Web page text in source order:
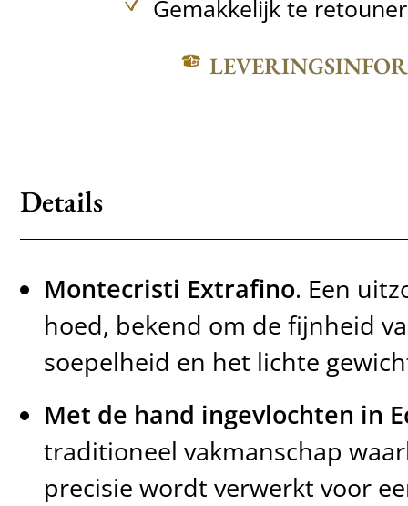
Gemakkelijk te
Details
Montecristi Extrafino. Een
hoed, bekend om de fijnheid
soepelheid en het lichte
Met de hand ingevlochten in
traditioneel vakmanschap
precisie wordt verwerkt voor